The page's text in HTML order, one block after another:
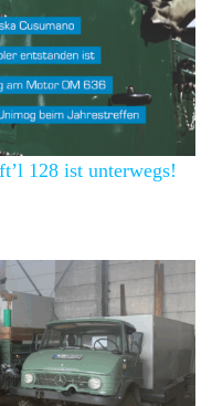
128 ist unterwegs!